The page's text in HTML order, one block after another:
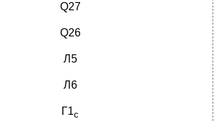
Q27
Q26
Л5
Л6
Г1с